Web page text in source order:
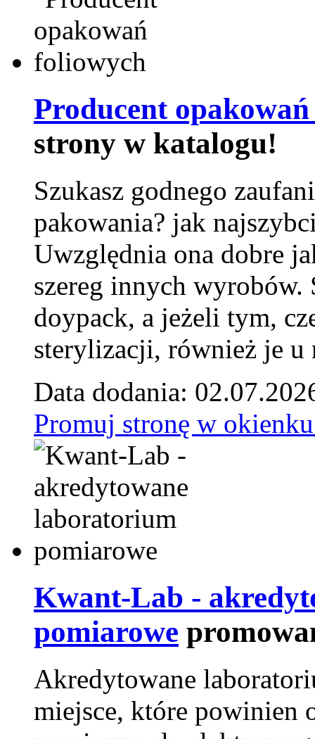
Producent
strony w katalogu!
Szukasz godnego
pakowania? jak
Uwzględnia ona dobre
szereg innych
doypack, a jeżeli tym,
sterylizacji, również je u
Data dodania:
Promuj stronę w
Kwant-Lab -
pomiarowe
Akredytowane
miejsce, które powinien